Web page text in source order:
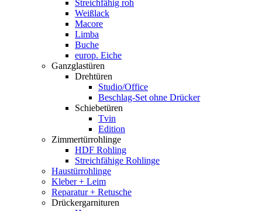
Streichfähig roh
Weißlack
Macore
Limba
Buche
europ. Eiche
Ganzglastüren
Drehtüren
Studio/Office
Beschlag-Set ohne Drücker
Schiebetüren
Tvin
Edition
Zimmertürrohlinge
HDF Rohling
Streichfähige Rohlinge
Haustürrohlinge
Kleber + Leim
Reparatur + Retusche
Drückergarnituren